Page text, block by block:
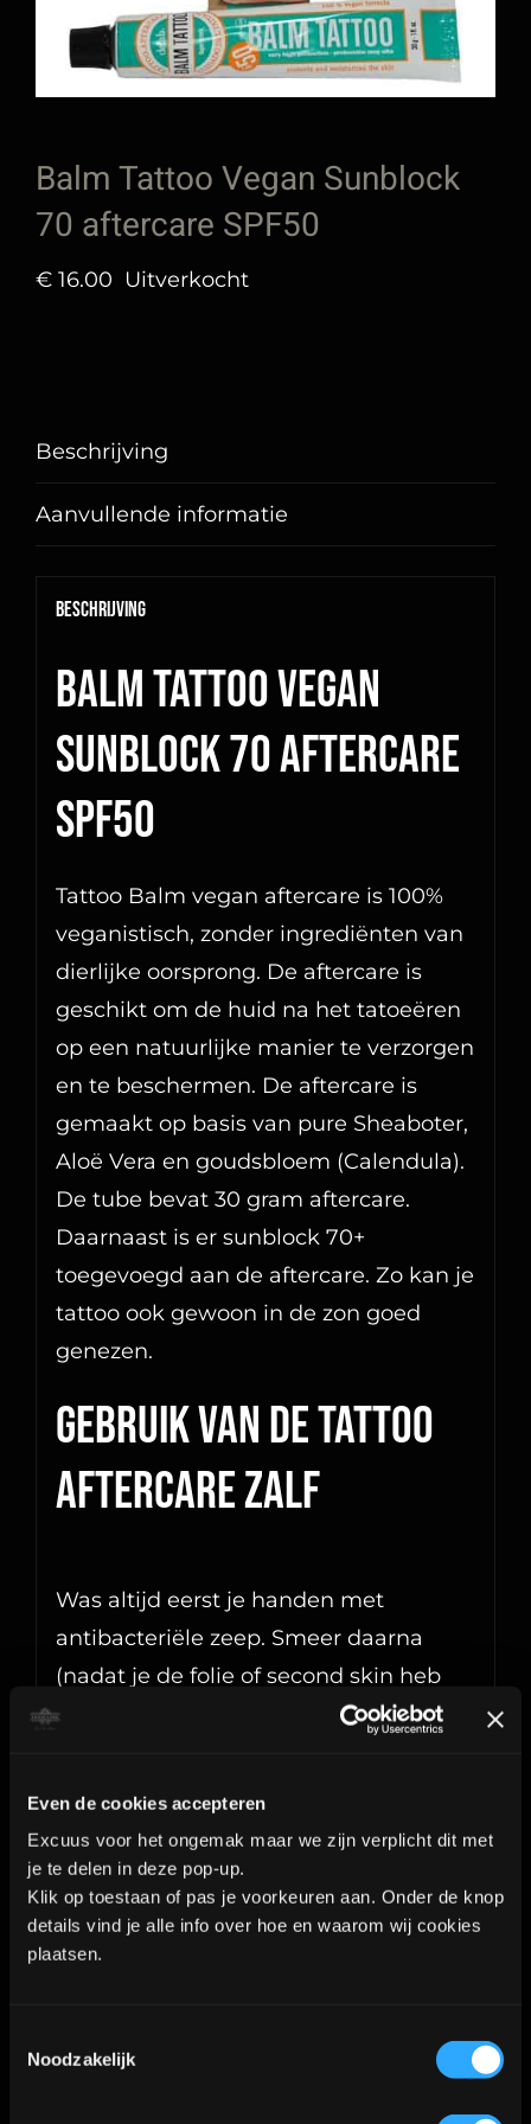
Even de cookies accepteren
Excuus voor het ongemak maar we zijn verplicht dit met
je te delen in deze pop-up.
Klik op toestaan of pas je voorkeuren aan. Onder de knop
details vind je alle info over hoe en waarom wij cookies
plaatsen.
Noodzakelijk
Balm Tattoo Vegan Sunblock
70 aftercare SPF50
€ 16.00 Uitverkocht
Beschrijving
Aanvullende informatie
Beschrijving
Balm Tattoo Vegan
Sunblock 70 aftercare
SPF50
Tattoo Balm vegan aftercare is 100%
veganistisch, zonder ingrediënten van
dierlijke oorsprong. De aftercare is
geschikt om de huid na het tatoeëren
op een natuurlijke manier te verzorgen
en te beschermen. De aftercare is
gemaakt op basis van pure Sheaboter,
Aloë Vera en goudsbloem (Calendula).
De tube bevat 30 gram aftercare.
Daarnaast is er sunblock 70+
toegevoegd aan de aftercare. Zo kan je
tattoo ook gewoon in de zon goed
genezen.
Gebruik van de tattoo
aftercare zalf
Was altijd eerst je handen met
antibacteriële zeep. Smeer daarna
(nadat je de folie of second skin heb
verwijderd) een aantal keer per dag
Zo zorg je ervoor dat de wond goed
geneest en jouw tattoo er net zo mooi
uit blijft zien als het moment dat hij
net gezet is. Lees meer tips op onze
nazorg pagina